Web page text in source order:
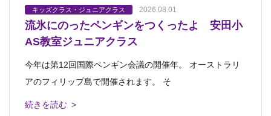
キッズクラス・ジュニアクラス 2026.08.01
流氷にのったペンギンをつくったよ 安田小
AS教室ジュニアクラス
今年は第12回国際ペンギン会議の開催年。 オーストラリ
アのフィリップ島で開催されます。 そ
続きを読む >
キッズクラス・ジュニアクラス 2026.07.23
「静物画」完成！ 安田小AS教室ジュニア
クラス
安田小アフタースクール教室ジュニアクラス 今回は3回完
結プログラム「静物画」の仕上げでした
続きを読む >
キッズクラス・ジュニアクラス 2026.07.18
「オーパーツ」 安田小AS教室キッズクラ
ス
安田小アフタースクール教室キッズ２年生クラス 本日の
レッスンタイトルは「オーパーツ」 オー
続きを読む >
キッズクラス・ジュニアクラス 2026.07.17
静物画 安佐南教室ジュニアクラス
こんにちは、齊藤です。 先日ブログに載せた、安佐南木
曜ジュニアクラスで制作した静物画レッス
続きを読む >
キッズクラス・ジュニアクラス 2026.07.12
静物画 安田小AS教室ジュニアクラス
安田小アフタースクール教室ジュニアクラス ３週連続
で静物画に取り組んでいます。 &nbs
続きを読む >